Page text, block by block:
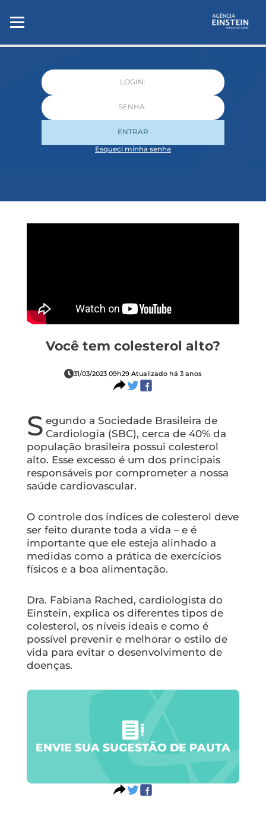
ENTRAR
Esqueci minha senha
Você tem colesterol alto?
31/03/2023 09h29 Atualizado há 3 anos
S egundo a Sociedade Brasileira de
Cardiologia (SBC), cerca de 40% da
população brasileira possui colesterol
alto. Esse excesso é um dos principais
responsáveis por comprometer a nossa
saúde cardiovascular.
O controle dos índices de colesterol deve
ser feito durante toda a vida – e é
importante que ele esteja alinhado a
medidas como a prática de exercícios
físicos e a boa alimentação.
Dra. Fabiana Rached, cardiologista do
Einstein, explica os diferentes tipos de
colesterol, os níveis ideais e como é
possível prevenir e melhorar o estilo de
vida para evitar o desenvolvimento de
doenças.
ENVIE SUA SUGESTÃO DE PAUTA